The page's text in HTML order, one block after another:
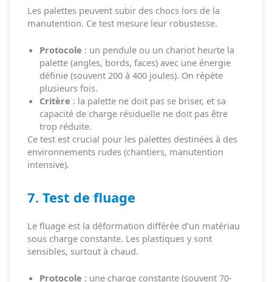
Les palettes peuvent subir des chocs lors de la
manutention. Ce test mesure leur robustesse.
Protocole : un pendule ou un chariot heurte la
palette (angles, bords, faces) avec une énergie
définie (souvent 200 à 400 joules). On répète
plusieurs fois.
Critère : la palette ne doit pas se briser, et sa
capacité de charge résiduelle ne doit pas être
trop réduite.
Ce test est crucial pour les palettes destinées à des
environnements rudes (chantiers, manutention
intensive).
7. Test de fluage
Le fluage est la déformation différée d’un matériau
sous charge constante. Les plastiques y sont
sensibles, surtout à chaud.
Protocole : une charge constante (souvent 70-